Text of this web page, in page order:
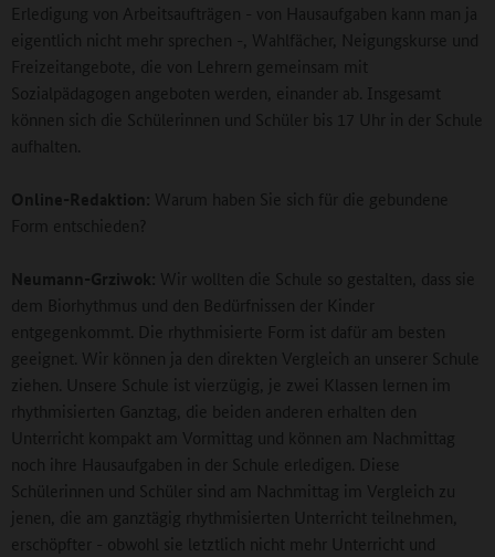
Erledigung von Arbeitsaufträgen - von Hausaufgaben kann man ja
eigentlich nicht mehr sprechen -, Wahlfächer, Neigungskurse und
Freizeitangebote, die von Lehrern gemeinsam mit
Sozialpädagogen angeboten werden, einander ab. Insgesamt
können sich die Schülerinnen und Schüler bis 17 Uhr in der Schule
aufhalten.
Online-Redaktion: Warum haben Sie sich für die gebundene
Form entschieden?
Neumann-Grziwok: Wir wollten die Schule so gestalten, dass sie
dem Biorhythmus und den Bedürfnissen der Kinder
entgegenkommt. Die rhythmisierte Form ist dafür am besten
geeignet. Wir können ja den direkten Vergleich an unserer Schule
ziehen. Unsere Schule ist vierzügig, je zwei Klassen lernen im
rhythmisierten Ganztag, die beiden anderen erhalten den
Unterricht kompakt am Vormittag und können am Nachmittag
noch ihre Hausaufgaben in der Schule erledigen. Diese
Schülerinnen und Schüler sind am Nachmittag im Vergleich zu
jenen, die am ganztägig rhythmisierten Unterricht teilnehmen,
erschöpfter - obwohl sie letztlich nicht mehr Unterricht und